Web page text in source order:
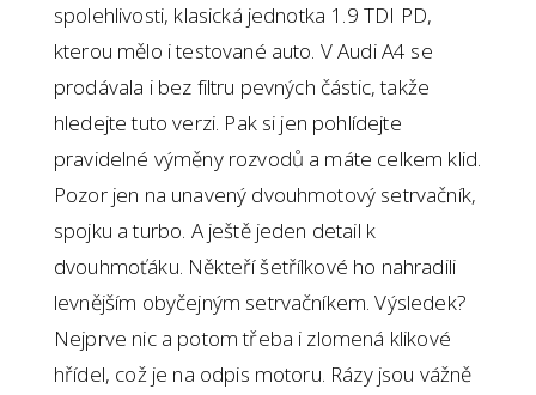
spolehlivosti, klasická jednotka 1.9 TDI PD,
kterou mělo i testované auto. V Audi A4 se
prodávala i bez filtru pevných částic, takže
hledejte tuto verzi. Pak si jen pohlídejte
pravidelné výměny rozvodů a máte celkem klid.
Pozor jen na unavený dvouhmotový setrvačník,
spojku a turbo. A ještě jeden detail k
dvouhmoťáku. Někteří šetřílkové ho nahradili
levnějším obyčejným setrvačníkem. Výsledek?
Nejprve nic a potom třeba i zlomená klikové
hřídel, což je na odpis motoru. Rázy jsou vážně